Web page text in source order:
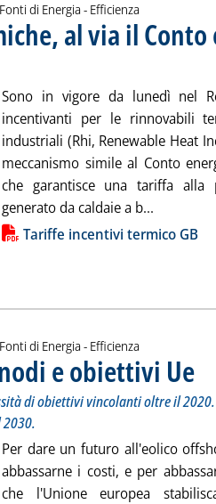
di Energia - Efficienza
al via il
Sono in vigore da lunedì nel
incentivanti per le rinnovabili
industriali (Rhi, Renewable Heat
meccanismo simile al Conto
che garantisce una tariffa alla
generato da caldaie a b...
notizia
Tariffe incentivi termico GB
di Energia - Efficienza
e obiettivi Ue
di obiettivi vincolanti oltre il 2020.
Per dare un futuro all'eolico
abbassarne i costi, e per
che l'Unione europea